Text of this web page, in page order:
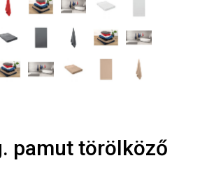
pamut törölköző